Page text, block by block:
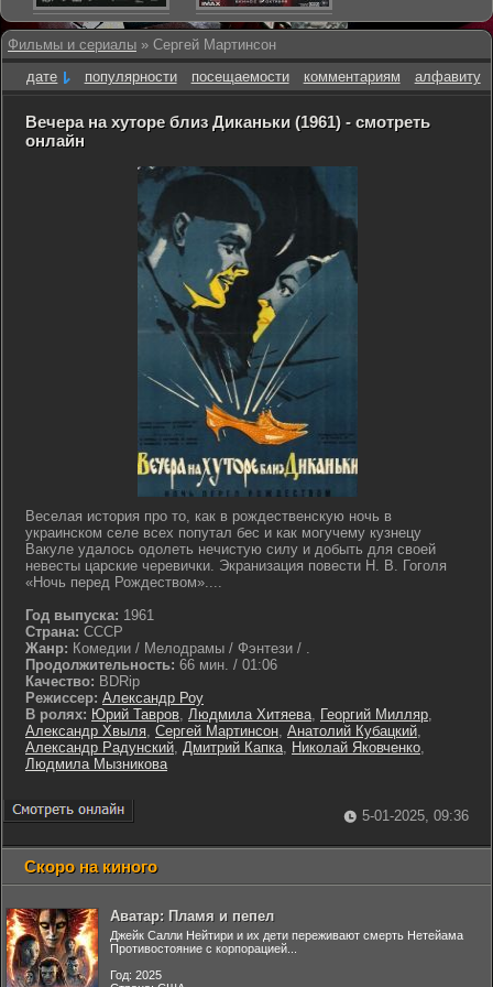
Фильмы и сериалы » Сергей Мартинсон
дате
популярности посещаемости комментариям алфавиту
Вечера на хуторе близ Диканьки (1961) - смотреть
онлайн
Веселая история про то, как в рождественскую ночь в
украинском селе всех попутал бес и как могучему кузнецу
Вакуле удалось одолеть нечистую силу и добыть для своей
невесты царские черевички. Экранизация повести Н. В. Гоголя
«Ночь перед Рождеством»....
Год выпуска: 1961
Страна: СССР
Жанр: Комедии / Мелодрамы / Фэнтези / .
Продолжительность: 66 мин. / 01:06
Качество: BDRip
Режиссер: Александр Роу
В ролях: Юрий Тавров, Людмила Хитяева, Георгий Милляр,
Александр Хвыля, Сергей Мартинсон, Анатолий Кубацкий,
Александр Радунский, Дмитрий Капка, Николай Яковченко,
Людмила Мызникова
5-01-2025, 09:36
Скоро на киного
Аватар: Пламя и пепел
Джейк Салли Нейтири и их дети переживают смерть Нетейама
Противостояние с корпорацией...
Год: 2025